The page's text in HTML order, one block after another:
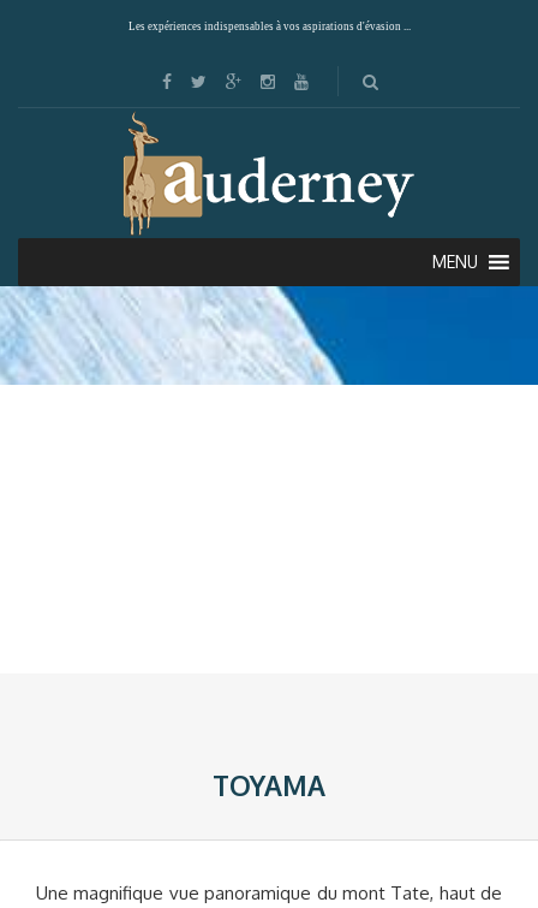
Les expériences indispensables à vos aspirations d'évasion ...
MENU
TOYAMA
Une magnifique vue panoramique du mont Tate, haut de